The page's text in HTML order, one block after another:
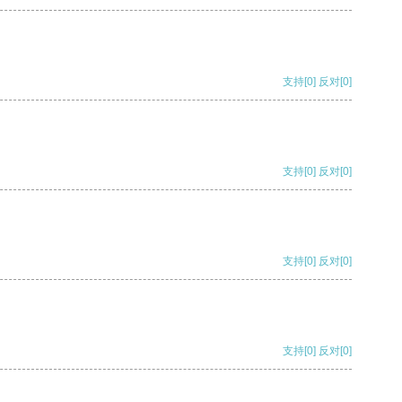
支持[0] 反对[0]
支持[0] 反对[0]
支持[0] 反对[0]
支持[0] 反对[0]